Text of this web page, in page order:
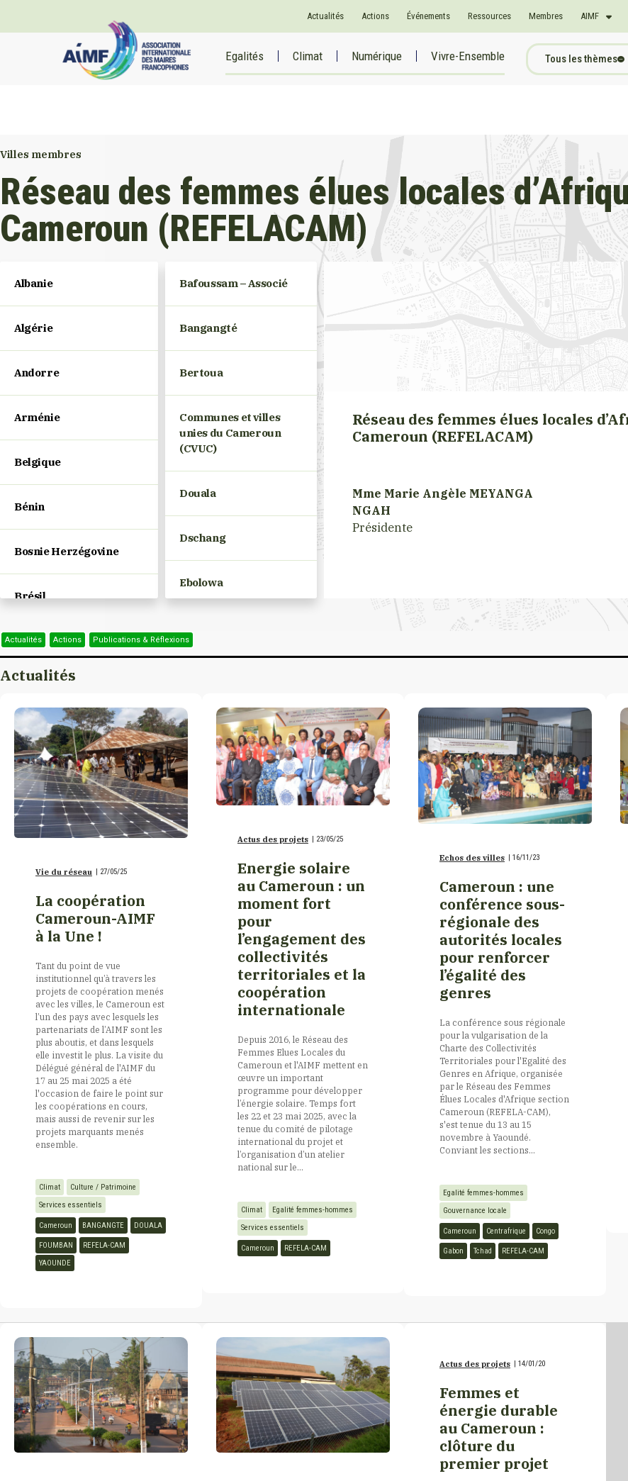
Actualités Actions Événements Ressources Membres AIMF
Egalités Climat Numérique Vivre-Ensemble Tous les thèmes
Villes membres
Réseau des femmes élues locales
Cameroun (REFELACAM)
Albanie
Algérie
Andorre
Arménie
Belgique
Bénin
Bosnie Herzégovine
Brésil
Bulgarie
Burkina Faso
Burundi
Cambodge
Cameroun
Canada/Nouveau-
Brunswick
Canada/Québec
Cap Vert
Centrafrique
Comores
Congo
Côte d’Ivoire
Djibouti
Etats-Unis
France
Gabon
Bafoussam – Associé
Bangangté
Bertoua
Communes et villes
unies du Cameroun
(CVUC)
Douala
Dschang
Ebolowa
Garoua
Limbé
Ngaoundéré
élues locales d’Afrique
– Section Cameroun
Réseau des maires du
Cameroun pour l’ESS
(REMCESS)
Syndicat des
communes de la
Ménoua (SYCOMÉ)
Réseau des femmes élues locales
Cameroun (REFELACAM)
Mme Marie Angèle MEYANGA
NGAH
Présidente
Actualités Actions Publications & Réflexions
Actualités
Vie du réseau | 27/05/25
La coopération
Cameroun-AIMF
à la Une !
Tant du point de vue
institutionnel qu’à travers les
projets de coopération menés
avec les villes, le Cameroun est
l’un des pays avec lesquels les
partenariats de l’AIMF sont les
plus aboutis, et dans lesquels
elle investit le plus. La visite du
Délégué général de l'AIMF du
17 au 25 mai 2025 a été
l'occasion de faire le point sur
les coopérations en cours,
mais aussi de revenir sur les
projets marquants menés
ensemble.
Climat
Culture / Patrimoine
Services essentiels
Cameroun BANGANGTE DOUALA
FOUMBAN
REFELA-CAM
YAOUNDE
Actus des projets | 23/05/25
Energie solaire
au Cameroun : un
moment fort
pour
l’engagement des
collectivités
territoriales et la
coopération
internationale
Depuis 2016, le Réseau des
Femmes Elues Locales du
Cameroun et l'AIMF mettent en
œuvre un important
programme pour développer
l’énergie solaire. Temps fort
les 22 et 23 mai 2025, avec la
tenue du comité de pilotage
international du projet et
l’organisation d’un atelier
national sur le...
Climat
Egalité femmes-hommes
Services essentiels
Cameroun REFELA-CAM
Echos des villes | 16/11/23
Cameroun : une
conférence sous-
régionale des
autorités locales
pour renforcer
l’égalité des
genres
La conférence sous régionale
pour la vulgarisation de la
Charte des Collectivités
Territoriales pour l'Egalité des
Genres en Afrique, organisée
par le Réseau des Femmes
Élues Locales d'Afrique section
Cameroun (REFELA-CAM),
s'est tenue du 13 au 15
novembre à Yaoundé.
Conviant les sections...
Egalité femmes-hommes
Gouvernance locale
Cameroun Centrafrique Congo
Gabon Tchad REFELA-CAM
Actus des projets | 14/01/20
Femmes et
énergie durable
au Cameroun :
clôture du
premier projet